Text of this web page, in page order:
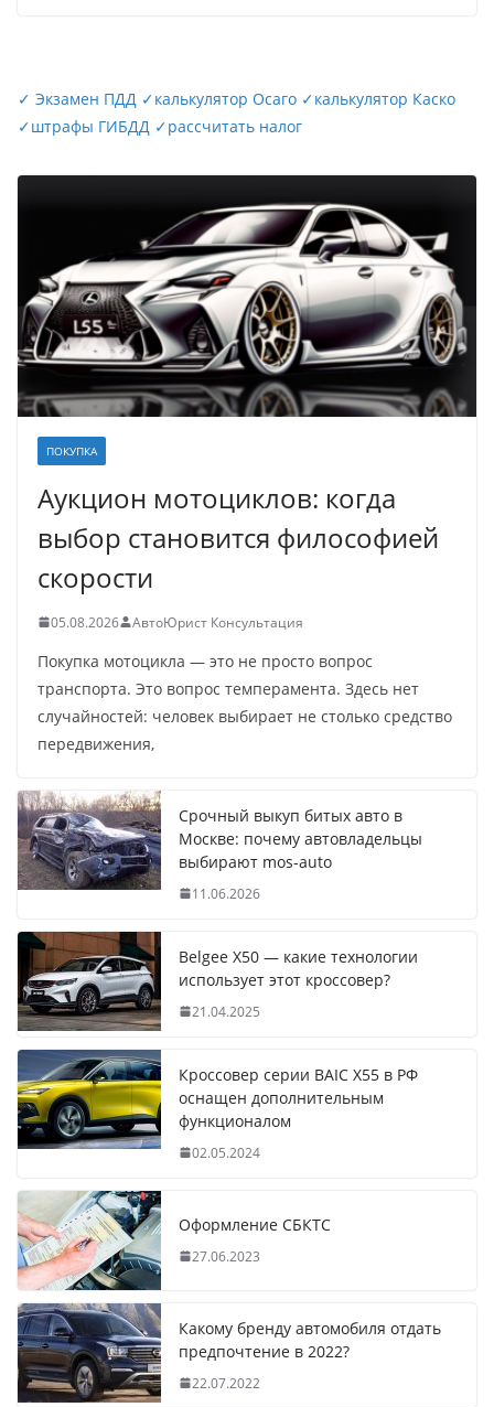
✓ Экзамен ПДД ✓калькулятор Осаго ✓калькулятор Каско
✓штрафы ГИБДД ✓рассчитать налог
ПОКУПКА
Аукцион мотоциклов: когда
выбор становится философией
скорости
05.08.2026 АвтоЮрист Консультация
Покупка мотоцикла — это не просто вопрос
транспорта. Это вопрос темперамента. Здесь нет
случайностей: человек выбирает не столько средство
передвижения,
Срочный выкуп битых авто в
Москве: почему автовладельцы
выбирают mos-auto
11.06.2026
Belgee X50 — какие технологии
использует этот кроссовер?
21.04.2025
Кроссовер серии BAIC X55 в РФ
оснащен дополнительным
функционалом
02.05.2024
Оформление СБКТС
27.06.2023
Какому бренду автомобиля отдать
предпочтение в 2022?
22.07.2022